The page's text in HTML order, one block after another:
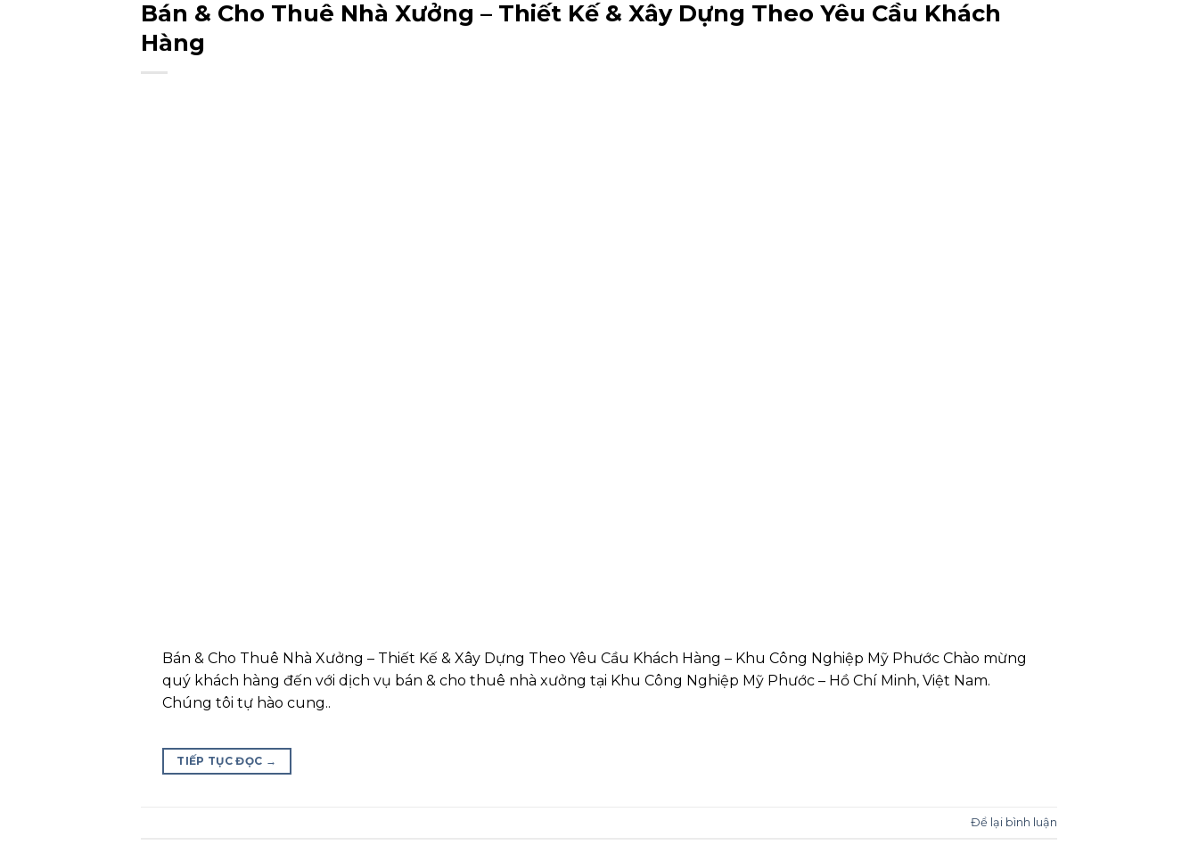
Bán & Cho Thuê Nhà Xưởng – Thiết Kế & Xây Dựng Theo Yêu Cầu Khách
Hàng
Bán & Cho Thuê Nhà Xưởng – Thiết Kế & Xây Dựng Theo Yêu Cầu Khách Hàng – Khu Công Nghiệp Mỹ Phước Chào mừng
quý khách hàng đến với dịch vụ bán & cho thuê nhà xưởng tại Khu Công Nghiệp Mỹ Phước – Hồ Chí Minh, Việt Nam.
Chúng tôi tự hào cung..
TIẾP TỤC ĐỌC →
Để lại bình luận